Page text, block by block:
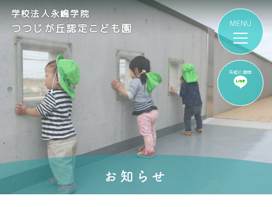
気軽に質問
学校法人永嶋学院
つつじが丘認定こども園
お知らせ